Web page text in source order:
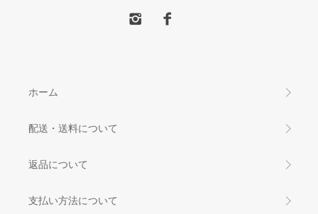
ホーム
配送・送料について
返品について
支払い方法について